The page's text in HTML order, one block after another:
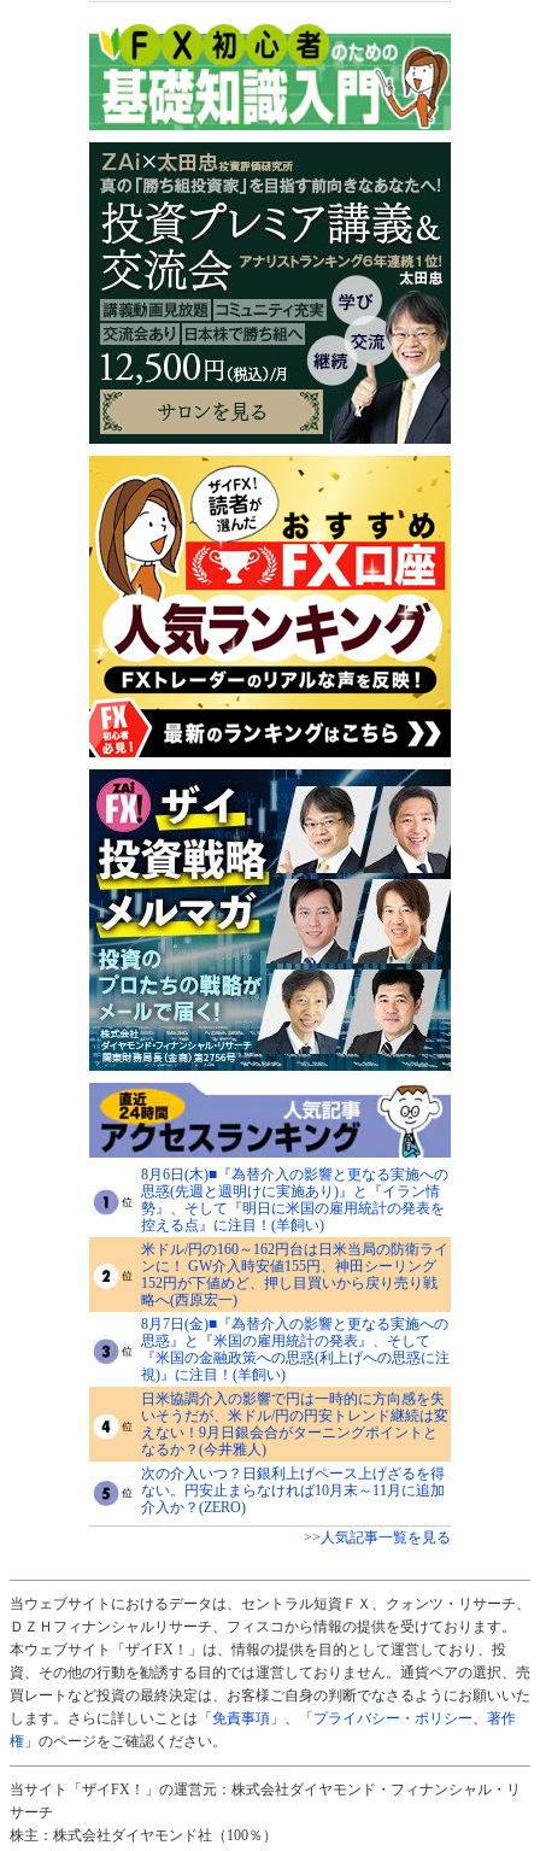
8月6日(木)■『為替介入の影響と更なる実施への
思惑(先週と週明けに実施あり)』と『イラン情
勢』、そして『明日に米国の雇用統計の発表を
控える点』に注目！(羊飼い)
米ドル/円の160～162円台は日米当局の防衛ライ
ンに！ GW介入時安値155円、神田シーリング
152円が下値めど、押し目買いから戻り売り戦
略へ(西原宏一)
8月7日(金)■『為替介入の影響と更なる実施への
思惑』と『米国の雇用統計の発表』、そして
『米国の金融政策への思惑(利上げへの思惑に注
視)』に注目！(羊飼い)
日米協調介入の影響で円は一時的に方向感を失
いそうだが、米ドル/円の円安トレンド継続は変
えない！9月日銀会合がターニングポイントと
なるか？(今井雅人)
次の介入いつ？日銀利上げペース上げざるを得
ない。円安止まらなければ10月末～11月に追加
介入か？(ZERO)
>>人気記事一覧を見る
当ウェブサイトにおけるデータは、セントラル短資ＦＸ、クォンツ・リサーチ、
ＤＺＨフィナンシャルリサーチ、フィスコから情報の提供を受けております。
本ウェブサイト「ザイFX！」は、情報の提供を目的として運営しており、投
資、その他の行動を勧誘する目的では運営しておりません。通貨ペアの選択、売
買レートなど投資の最終決定は、お客様ご自身の判断でなさるようにお願いいた
します。さらに詳しいことは 「免責事項」 、
「プライバシー・ポリシー、著作
権」 のページをご確認ください。
当サイト「ザイFX！」の運営元：株式会社ダイヤモンド・フィナンシャル・リ
サーチ
株主：株式会社ダイヤモンド社（100％）